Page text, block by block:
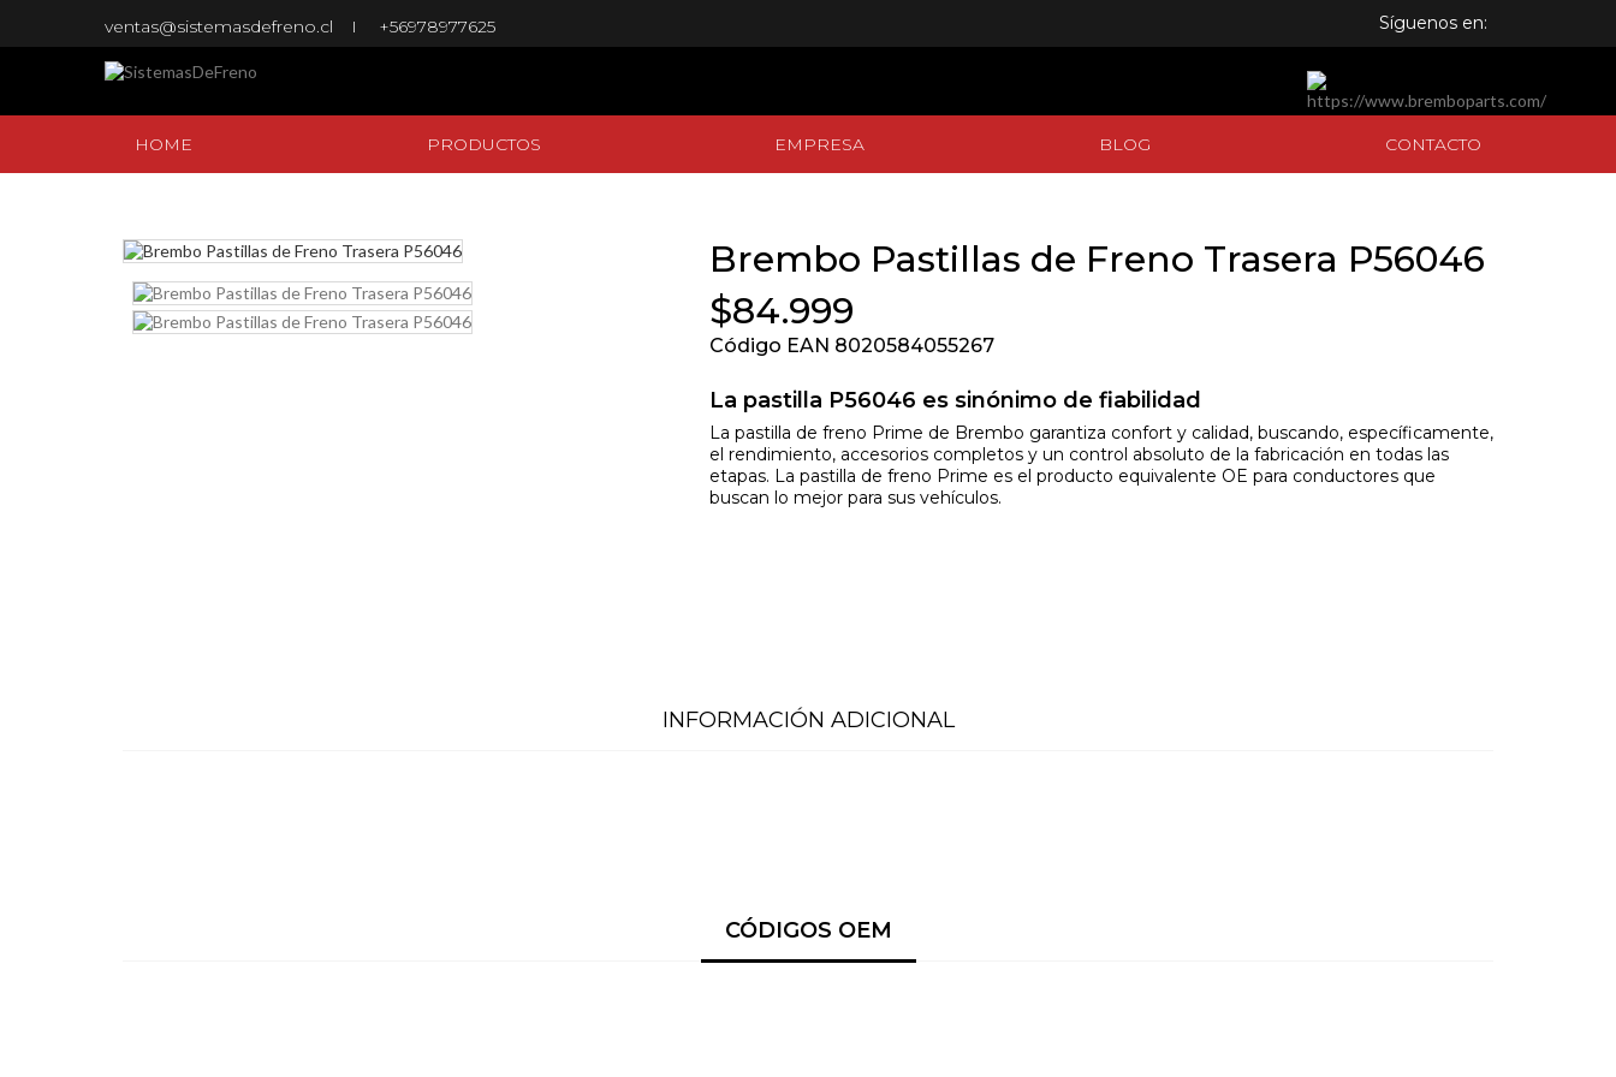
ventas@sistemasdefreno.cl +56978977625 Síguenos en:
HOME PRODUCTOS EMPRESA BLOG CONTACTO
Brembo Pastillas de Freno Trasera P56046
$84.999
Código EAN 8020584055267
La pastilla P56046 es sinónimo de fiabilidad
La pastilla de freno Prime de Brembo garantiza confort y calidad, buscando, específicamente,
el rendimiento, accesorios completos y un control absoluto de la fabricación en todas las
etapas. La pastilla de freno Prime es el producto equivalente OE para conductores que
buscan lo mejor para sus vehículos.
INFORMACIÓN ADICIONAL
CÓDIGOS OEM